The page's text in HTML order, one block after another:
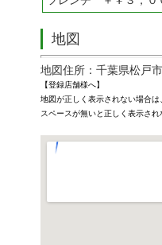
地図
地図住所：千葉県松戸
【登録店舗様へ】
地図が正しく表示されない場合
スペースが無いと正しく表示さ